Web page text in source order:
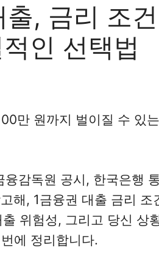
, 금리 조건
인 선택법
만 원까지 벌이질 수 있
감독원 공시, 한국은행
해, 1금융권 대출 금리 조
위험성, 그리고 당신 상
에 정리합니다.